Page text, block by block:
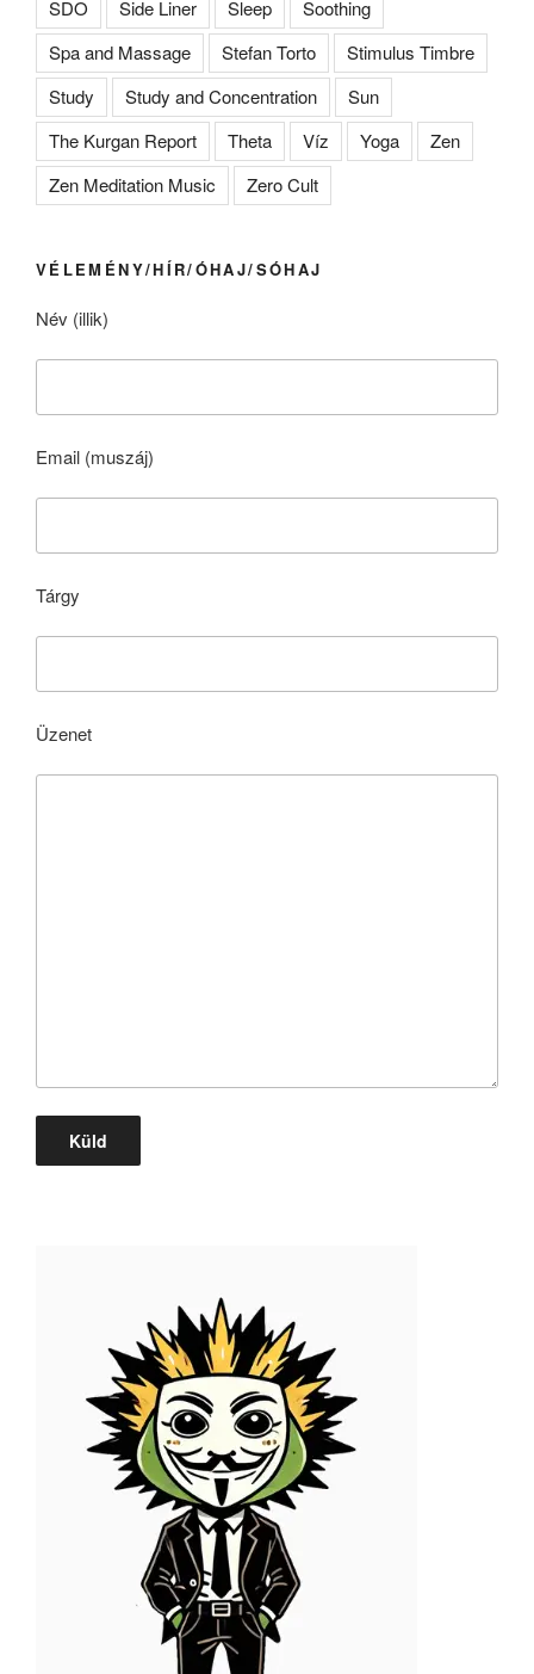
SDO Side Liner Sleep
Soothing
Spa and Massage
Stefan Torto
Stimulus Timbre
Study
Study and Concentration
Sun
The Kurgan Report
Theta Víz Yoga
Zen
Zen Meditation Music
Zero Cult
VÉLEMÉNY/HÍR/ÓHAJ/SÓHAJ
Név (illik)
Email (muszáj)
Tárgy
Üzenet